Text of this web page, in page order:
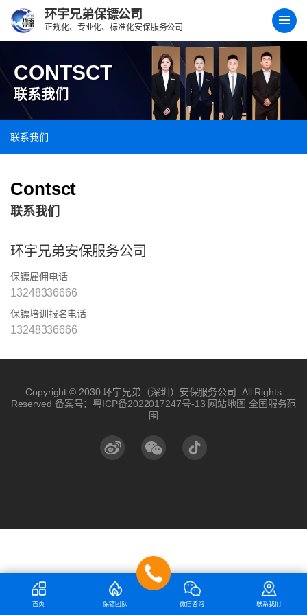
环宇兄弟保镖公司
正规化、专业化、标准化安保服务公司
CONTSCT
联系我们
联系我们
Contsct
联系我们
环宇兄弟安保服务公司
保镖雇佣电话
13248336666
保镖培训报名电话
13248336666
Copyright © 2030 环宇兄弟（深圳）安保服务公司. All Rights
Reserved 备案号： 粤ICP备2022017247号-13 网站地图 全国服务范
围
首页 保镖团队 微信咨询 联系我们